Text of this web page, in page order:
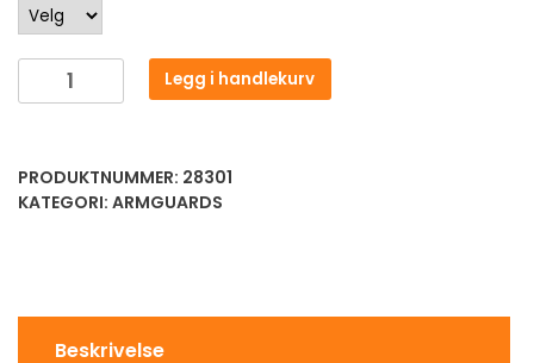
Legg i handlekurv
PRODUKTNUMMER: 28301
KATEGORI: ARMGUARDS
Beskrivelse